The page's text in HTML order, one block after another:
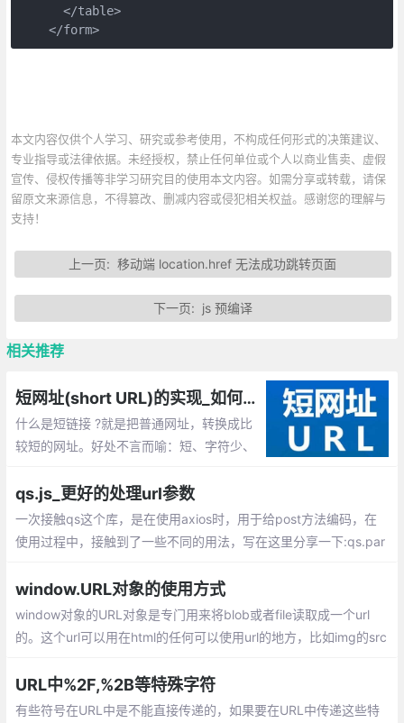
      </table>
    </form>
本文内容仅供个人学习、研究或参考使用，不构成任何形式的决策建议、
专业指导或法律依据。未经授权，禁止任何单位或个人以商业售卖、虚假
宣传、侵权传播等非学习研究目的使用本文内容。如需分享或转载，请保
留原文来源信息，不得篡改、删减内容或侵犯相关权益。感谢您的理解与
支持！
上一页:移动端 location.href 无法成功跳转页面
下一页: js 预编译
相关推荐
短网址(short URL)的实现_如何生成短链接URL？
什么是短链接 ?就是把普通网址，转换成比
较短的网址。好处不言而喻：短、字符少、
生成足够短的字符串唯一ID呢？
qs.js_更好的处理url参数
一次接触qs这个库，是在使用axios时，用于给post方法编码，在
使用过程中，接触到了一些不同的用法，写在这里分享一下:qs.par
window.URL对象的使用方式
window对象的URL对象是专门用来将blob或者file读取成一个url
的。这个url可以用在html的任何可以使用url的地方，比如img的src
URL中%2F,%2B等特殊字符
有些符号在URL中是不能直接传递的，如果要在URL中传递这些特